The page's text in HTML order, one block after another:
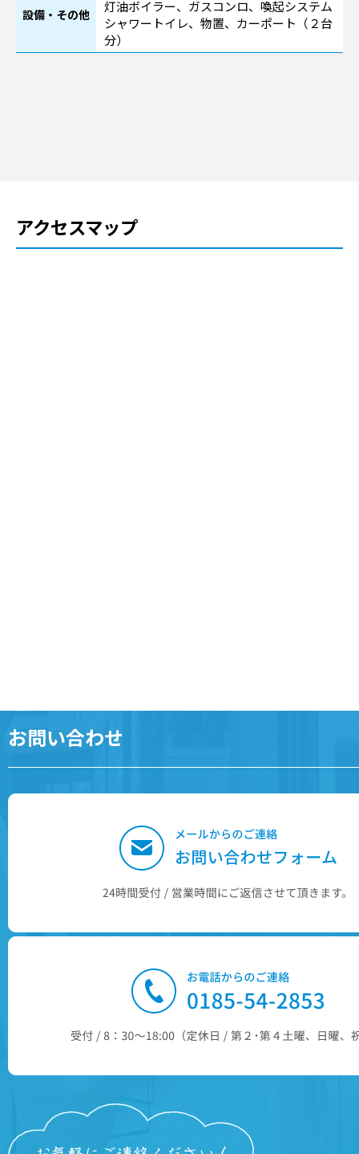
設備・その他
灯油ボイラー、ガスコンロ、喚起システム
シャワートイレ、物置、カーポート（２台
分）
アクセスマップ
お問い合わせ